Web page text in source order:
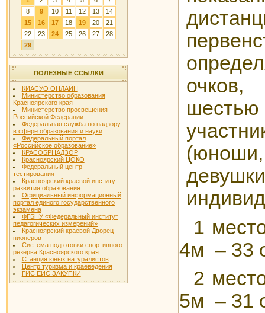
8
9 10 11 12 13
14
15
16 17 18 19 20
21
22
23 24 25 26 27
28
29
ПОЛЕЗНЫЕ ССЫЛКИ
КИАСУО ОНЛАЙН
Министерство образования
Красноярского края
Министерство просвещения
Российской Федерации
Федеральная служба по надзору
в сфере образования и науки
Федеральный портал
«Российское образование»
КРАСОБРНАДЗОР
Красноярский ЦОКО
Федеральный центр
тестирования
Красноярский краевой институт
развития образования
Официальный информационный
портал единого государственного
экзамена
ФГБНУ «Федеральный институт
педагогических измерений»
Красноярский краевой Дворец
пионеров
Система подготовки спортивного
резерва Красноярского края
Станция юных натуралистов
Центр туризма и краеведения
ГИС ЕИС ЗАКУПКИ
1
4м –
2
5м –